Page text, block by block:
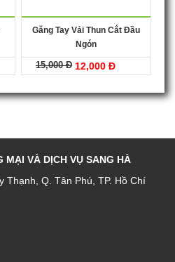
Găng Tay Vải Thun Cắt Đầu
Ngón
15,000 Đ 12,000 Đ
MẠI VÀ DỊCH VỤ SANG HÀ
Thạnh, Q. Tân Phú, TP. Hồ Chí